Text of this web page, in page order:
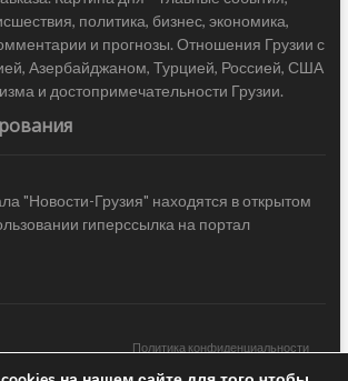
политика, бизнес, экономика,
и прогнозы. Отношения Грузии с
Азербайджаном, Турцией, Россией, США
и достопримечательности Грузии.
"Новости-Грузия" находятся в открытом
гиперссылка на портал
Политика конфиденциальности